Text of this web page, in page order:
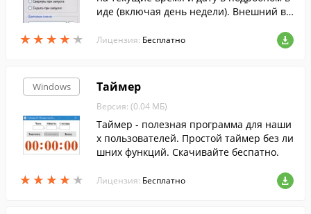
★ ★ ★ ★ ★
★ ★ ★ ★ ★
иде (включая день недели). Внешний ви
Лицензия: Бесплатно
Windows
★ ★ ★ ★ ★
★ ★ ★ ★ ★
Таймер
Версия: (0.04 МБ)
Таймер - полезная программа для наши
х пользователей. Простой таймер без ли
шних функций. Скачивайте беспатно.
Лицензия: Бесплатно